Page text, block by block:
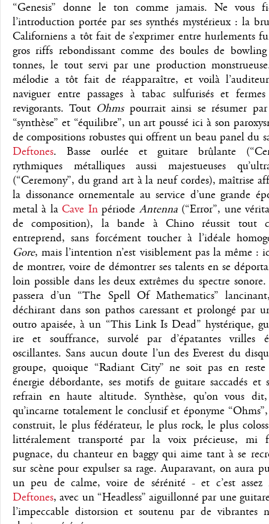
“Genesis” donne le ton comme jamais. Ne vous
l’introduction portée par ses synthés mystérieux : la
Californiens a tôt fait de s’exprimer entre hurlements
gros riffs rebondissant comme des boules de
tonnes, le tout servi par une production
mélodie a tôt fait de réapparaître, et voilà
naviguer entre passages à tabac sulfurisés et fermes
revigorants. Tout Ohmspourrait ainsi se résumer
“synthèse” et “équilibre”, un art poussé ici à son
de compositions robustes qui offrent un beau panel du
Deftones. Basse ourlée et guitare brûlante
rythmiques métalliques aussi majestueuses
(“Ceremony”, du grand art à la neuf cordes), maîtrise
la dissonance ornementale au service d’une grande
metal à laCave InpériodeAntenna(“Error”, une
de composition), la bande à Chino réussit tout
entreprend, sans forcément toucher à l’idéale
Gore, mais l’intention n’est visiblement pas la même :
de montrer, voire de démontrer ses talents en se
loin possible dans les deux extrêmes du spectre
passera d’un “The Spell Of Mathematics”
déchirant dans son pathos caressant et prolongé par
outro apaisée, à un “This Link Is Dead” hystérique,
ire et souffrance, survolé par d’épatantes vrilles
oscillantes. Sans aucun doute l’un des Everest du
groupe, quoique “Radiant City” ne soit pas en reste
énergie débordante, ses motifs de guitare saccadés et
refrain en haute altitude. Synthèse, qu’on vous
qu’incarne totalement le conclusif et éponyme
construit, le plus fédérateur, le plus rock, le plus
littéralement transporté par la voix précieuse, mi
pugnace, du chanteur en baggy qui aime tant à se
sur scène pour expulser sa rage. Auparavant, on aura
un peu de calme, voire de sérénité - et c’est assez
Deftones, avec un “Headless” aiguillonné par une
l’impeccable distorsion et soutenu par de vibrantes